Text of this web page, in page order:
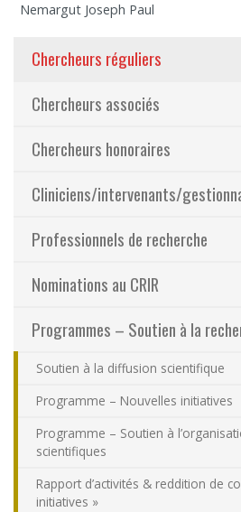
Recherche
Membres
Éthique
Nous joindre
Accessibilité
Espace membre
Nemargut Joseph Paul
Chercheurs réguliers
Chercheurs associés
Chercheurs honoraires
Cliniciens/intervenants/
Professionnels de recherche
Nominations au CRIR
Programmes – Soutien à la
Soutien à la diffusion scientifique
Programme – Nouvelles initiatives
Programme – Soutien à
scientifiques
Rapport d’activités & reddition de
initiatives »